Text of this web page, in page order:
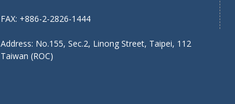
FAX: +886-2-2826-1444
Address: No.155, Sec.2, Linong Street, Taipei, 112
Taiwan (ROC)